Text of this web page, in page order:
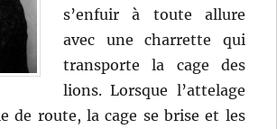
s’enfuir à toute allure
avec une charrette qui
transporte la cage des
lions. Lorsque l’attelage
de route, la cage se brise et les